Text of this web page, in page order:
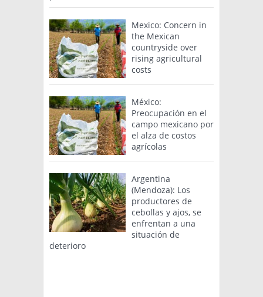
Mexico: Concern in
the Mexican
countryside over
rising agricultural
costs
México:
Preocupación en el
campo mexicano por
el alza de costos
agrícolas
Argentina
(Mendoza): Los
productores de
cebollas y ajos, se
enfrentan a una
situación de
deterioro